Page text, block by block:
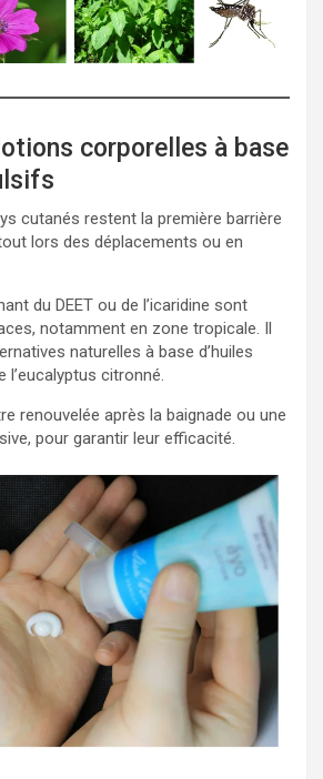
corporelles à base
cutanés restent la première barrière
lors des déplacements ou en
du DEET ou de l’icaridine sont
notamment en zone tropicale. Il
naturelles à base d’huiles
citronné.
renouvelée après la baignade ou une
pour garantir leur efficacité.